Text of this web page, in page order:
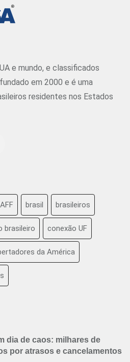
e mundo, e classificados
em 2000 e é uma
residentes nos Estados
brasil brasileiros
brasileiro conexão UF
da América
dia de caos: milhares de
por atrasos e cancelamentos